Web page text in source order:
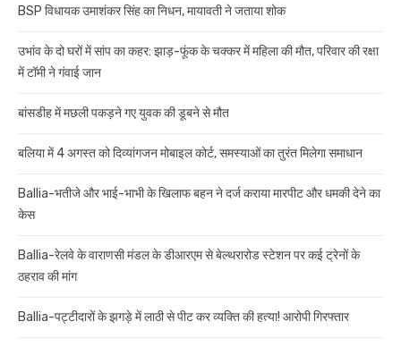
BSP विधायक उमाशंकर सिंह का निधन, मायावती ने जताया शोक
उभांव के दो घरों में सांप का कहर: झाड़-फूंक के चक्कर में महिला की मौत, परिवार की रक्षा
में टॉमी ने गंवाई जान
बांसडीह में मछली पकड़ने गए युवक की डूबने से मौत
बलिया में 4 अगस्त को दिव्यांगजन मोबाइल कोर्ट, समस्याओं का तुरंत मिलेगा समाधान
Ballia-भतीजे और भाई-भाभी के खिलाफ बहन ने दर्ज कराया मारपीट और धमकी देने का
केस
Ballia-रेलवे के वाराणसी मंडल के डीआरएम से बेल्थरारोड स्टेशन पर कई ट्रेनों के
ठहराव की मांग
Ballia-पट्टीदारों के झगड़े में लाठी से पीट कर व्यक्ति की हत्या! आरोपी गिरफ्तार